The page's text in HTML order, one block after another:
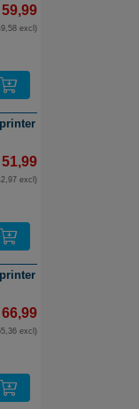
excl)
| A4 | kleur | wifi
excl)
| A4 | kleur | wifi
excl)